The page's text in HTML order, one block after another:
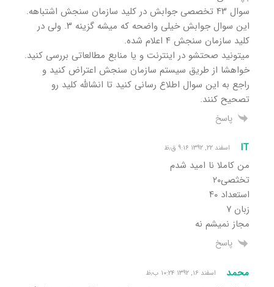
سوال ۴۳ تخصصی جوابش در کلید سازمان سنجش اشتباهه.
این سوال جوابش خیلی واضحه که میشه گزینه ۳. ولی در
کلید سازمان سنجش ۴ اعلام شده.
میتونید صحتشو در اینترنت و یا منابع مطالعاتی بررسی کنید.
خواهشا از طریق سیستم سازمان سنجش اعتراض کنید و
راجع به این سوال اطلاع رسانی کنید تا انشالله کلید رو
تصحیح کنند.
پاسخ
IT اسفند ۲۲, ۱۳۹۲ ۹:۱۶ ق٫ظ
من کاملا نا امید شدم
تخثصی۲۰
استعداد ۴۰
زبان ۷
مجاز نمیشم نه
پاسخ
محمد اسفند ۱۶, ۱۳۹۲ ۱۰:۲۴ ب٫ظ